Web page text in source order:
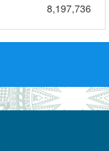
8,197,736